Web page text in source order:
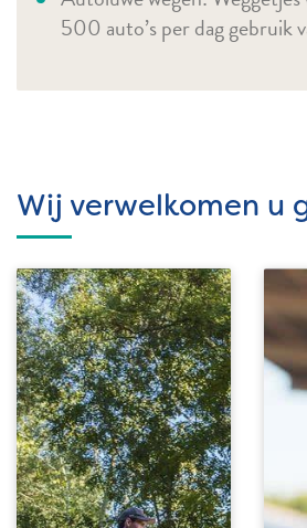
500 auto’s per dag gebruik
Wij verwelkomen u